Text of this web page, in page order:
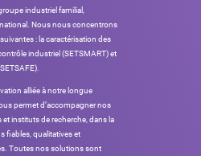
industriel familial,
Nous nous concentrons
: la caractérisation des
industriel (SETSMART) et
alliée à notre longue
permet d’accompagner nos
instituts de recherche, dans la
fiables, qualitatives et
Toutes nos solutions sont